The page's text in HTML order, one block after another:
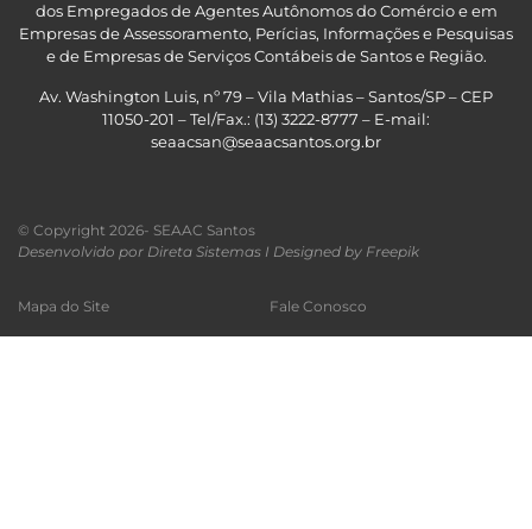
dos Empregados de Agentes Autônomos do Comércio e em
Empresas de Assessoramento, Perícias, Informações e Pesquisas
e de Empresas de Serviços Contábeis de Santos e Região.
Av. Washington Luis, nº 79 – Vila Mathias – Santos/SP – CEP
11050-201 – Tel/Fax.: (13) 3222-8777 – E-mail:
seaacsan@seaacsantos.org.br
© Copyright 2026- SEAAC Santos
Desenvolvido por Direta Sistemas I Designed by Freepik
Mapa do Site Fale Conosco